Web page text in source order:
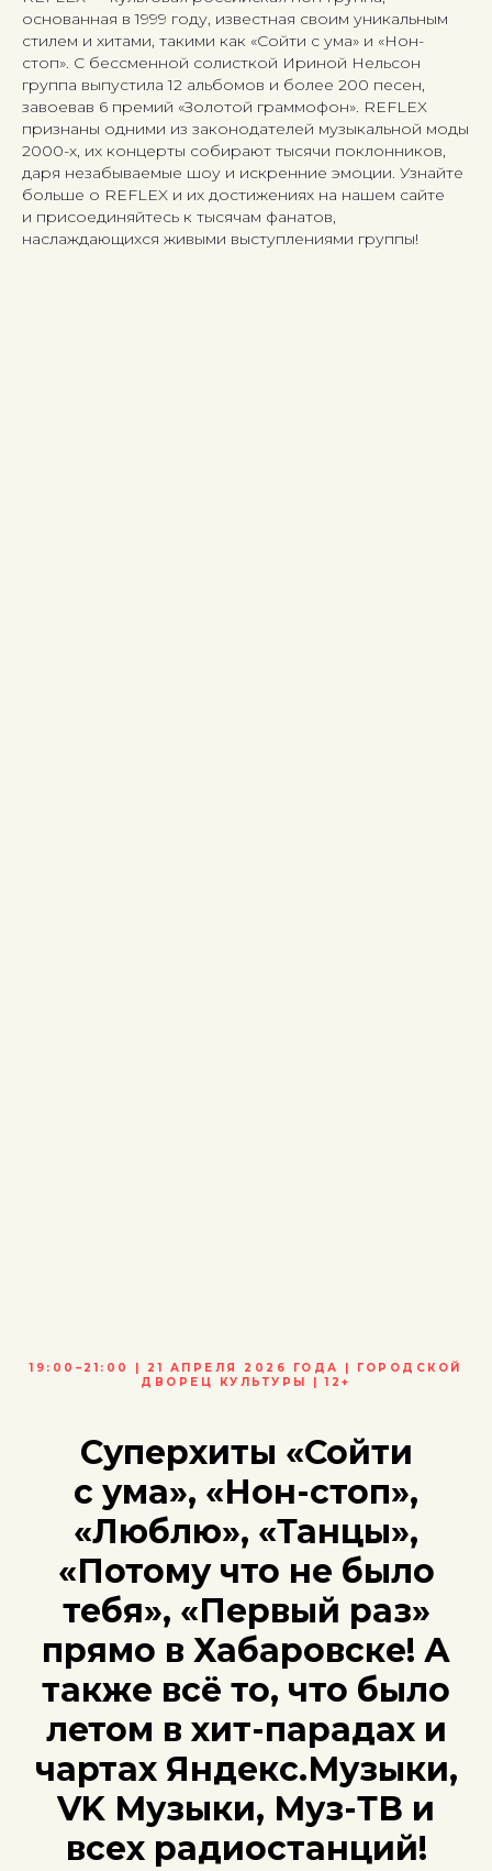
основанная в 1999 году, известная своим уникальным
стилем и хитами, такими как «Сойти с ума» и «Нон-
стоп». С бессменной солисткой Ириной Нельсон
группа выпустила 12 альбомов и более 200 песен,
завоевав 6 премий «Золотой граммофон». REFLEX
признаны одними из законодателей музыкальной моды
2000-х, их концерты собирают тысячи поклонников,
даря незабываемые шоу и искренние эмоции. Узнайте
больше о REFLEX и их достижениях на нашем сайте
и присоединяйтесь к тысячам фанатов,
наслаждающихся живыми выступлениями группы!
19:00–21:00 | 21 АПРЕЛЯ 2026 ГОДА | ГОРОДСКОЙ
ДВОРЕЦ КУЛЬТУРЫ | 12+
Суперхиты «Сойти
с ума», «Нон-стоп»,
«Люблю», «Танцы»,
«Потому что не было
тебя», «Первый раз»
прямо в Хабаровске! А
также всё то, что было
летом в хит-парадах и
чартах Яндекс.Музыки,
VK Музыки, Муз-ТВ и
всех радиостанций!